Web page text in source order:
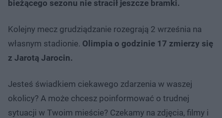
bieżącego sezonu nie stracił jeszcze bramki.
Kolejny mecz grudziądzanie rozegrają 2 września na
własnym stadionie. Olimpia o godzinie 17 zmierzy się
z Jarotą Jarocin.
Jesteś świadkiem ciekawego zdarzenia w waszej
okolicy? A może chcesz poinformować o trudnej
sytuacji w Twoim mieście? Czekamy na zdjęcia, filmy i